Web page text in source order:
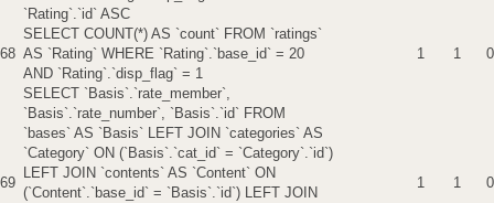
`Rating`.`id` ASC
68
SELECT COUNT(*) AS `count` FROM `ratings`
AS `Rating` WHERE `Rating`.`base_id` = 20
AND `Rating`.`disp_flag` = 1
1 1 0
69
SELECT `Basis`.`rate_member`,
`Basis`.`rate_number`, `Basis`.`id` FROM
`bases` AS `Basis` LEFT JOIN `categories` AS
`Category` ON (`Basis`.`cat_id` = `Category`.`id`)
LEFT JOIN `contents` AS `Content` ON
(`Content`.`base_id` = `Basis`.`id`) LEFT JOIN
1 1 0